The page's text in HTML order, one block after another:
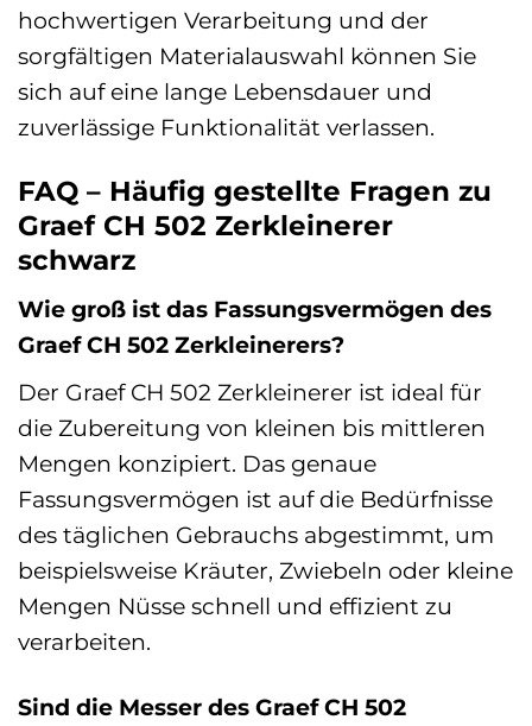
hochwertigen Verarbeitung und der
sorgfältigen Materialauswahl können Sie
sich auf eine lange Lebensdauer und
zuverlässige Funktionalität verlassen.
FAQ – Häufig gestellte Fragen zu
Graef CH 502 Zerkleinerer
schwarz
Wie groß ist das Fassungsvermögen des
Graef CH 502 Zerkleinerers?
Der Graef CH 502 Zerkleinerer ist ideal für
die Zubereitung von kleinen bis mittleren
Mengen konzipiert. Das genaue
Fassungsvermögen ist auf die Bedürfnisse
des täglichen Gebrauchs abgestimmt, um
beispielsweise Kräuter, Zwiebeln oder kleine
Mengen Nüsse schnell und effizient zu
verarbeiten.
Sind die Messer des Graef CH 502